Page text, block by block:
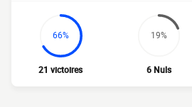
66%
21 victoires
19%
6 Nuls